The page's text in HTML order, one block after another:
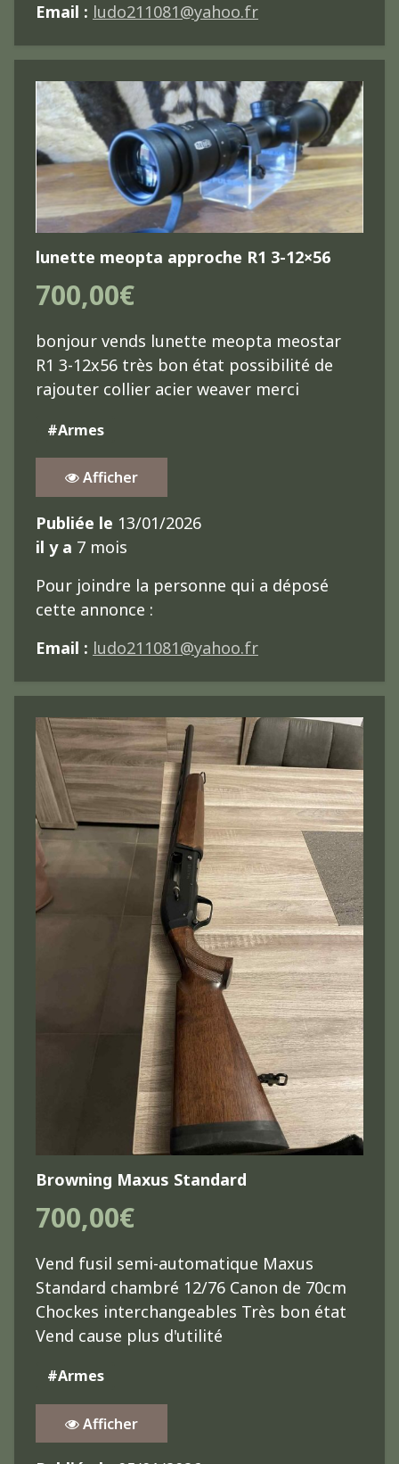
Email : ludo211081@yahoo.fr
lunette meopta approche R1 3-12×56
700,00€
bonjour vends lunette meopta meostar
R1 3-12x56 très bon état possibilité de
rajouter collier acier weaver merci
#Armes
Afficher
Publiée le 13/01/2026
il y a 7 mois
Pour joindre la personne qui a déposé
cette annonce :
Email : ludo211081@yahoo.fr
Browning Maxus Standard
700,00€
Vend fusil semi-automatique Maxus
Standard chambré 12/76 Canon de 70cm
Chockes interchangeables Très bon état
Vend cause plus d'utilité
#Armes
Afficher